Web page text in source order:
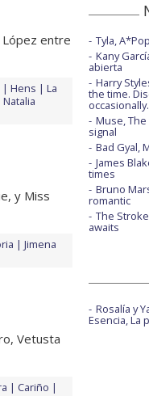
López entre
Hens
La
Natalia
y Miss
Jimena
Vetusta
Cariño
Tyla, A*Pop
Kany
abierta
Harry
the time.
occasionally.
Muse, The
signal
Bad Gyal,
James
times
Bruno
romantic
The
awaits
Rosalía y
Esencia, La